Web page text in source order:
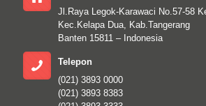
Jl.Raya Legok-Karawaci No.57-58
Kec.Kelapa Dua, Kab.Tangerang
Banten 15811 – Indonesia
Telepon
(021) 3893 0000
(021) 3893 8383